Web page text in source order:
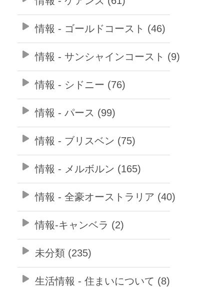
情報 - ゴールドコースト (46)
情報 - サンシャインコースト (9)
情報 - シドニー (76)
情報 - パース (99)
情報 - ブリスベン (75)
情報 - メルボルン (165)
情報 - 全豪オーストラリア (40)
情報-キャンベラ (2)
未分類 (235)
生活情報 - 住まいについて (8)